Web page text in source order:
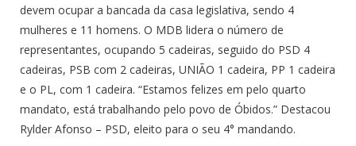
devem ocupar a bancada da casa legislativa, sendo 4
mulheres e 11 homens. O MDB lidera o número de
representantes, ocupando 5 cadeiras, seguido do PSD 4
cadeiras, PSB com 2 cadeiras, UNIÃO 1 cadeira, PP 1 cadeira
e o PL, com 1 cadeira. “Estamos felizes em pelo quarto
mandato, está trabalhando pelo povo de Óbidos.” Destacou
Rylder Afonso – PSD, eleito para o seu 4° mandando.